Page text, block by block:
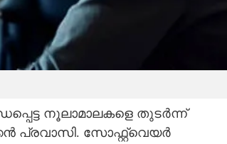
നൂലാമാലകളെ തുടർന്ന്
പ്രവാസി. സോഫ്റ്റ്‌വെയർ